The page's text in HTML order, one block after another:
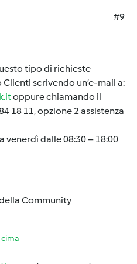
#9
tipo di richieste
scrivendo un’e-mail a:
oppure chiamando il
18 11, opzione 2 assistenza
venerdì dalle 08:30 – 18:00
Community
cima